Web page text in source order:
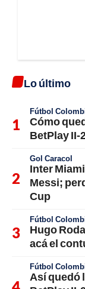
Lo último
Fútbol
Cómo
BetPlay II-
Gol Caracol
Inter
Messi;
Cup
Fútbol
Hugo
acá el
Fútbol
Así quedó